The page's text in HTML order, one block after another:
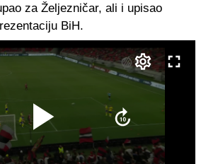
za Željezničar, ali i upisao
BiH.